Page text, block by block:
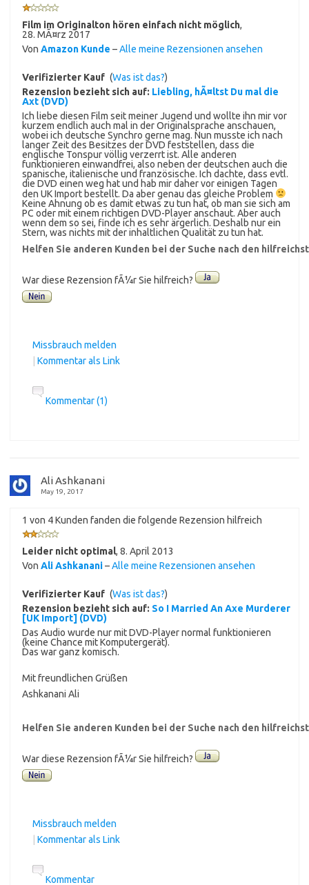
Film im Originalton hören einfach nicht möglich,
28. MÃ¤rz 2017
Von Amazon Kunde –Alle meine Rezensionen ansehen
Verifizierter Kauf (Was ist das?)
Rezension bezieht sich auf: Liebling, hÃ¤ltst Du mal die
Axt (DVD)
Ich liebe diesen Film seit meiner Jugend und wollte ihn mir vor
kurzem endlich auch mal in der Originalsprache anschauen,
wobei ich deutsche Synchro gerne mag. Nun musste ich nach
langer Zeit des Besitzes der DVD feststellen, dass die
englische Tonspur völlig verzerrt ist. Alle anderen
funktionieren einwandfrei, also neben der deutschen auch die
spanische, italienische und französische. Ich dachte, dass evtl.
die DVD einen weg hat und hab mir daher vor einigen Tagen
den UK Import bestellt. Da aber genau das gleiche Problem
Keine Ahnung ob es damit etwas zu tun hat, ob man sie sich am
PC oder mit einem richtigen DVD-Player anschaut. Aber auch
wenn dem so sei, finde ich es sehr ärgerlich. Deshalb nur ein
Stern, was nichts mit der inhaltlichen Qualität zu tun hat.
Helfen Sie anderen Kunden bei der Suche nach den
War diese Rezension fÃ¼r Sie hilfreich?
Missbrauch melden
| Kommentar als Link
Kommentar (1)
Ali Ashkanani
May 19, 2017
1 von 4 Kunden fanden die folgende Rezension hilfreich
Leider nicht optimal, 8. April 2013
Von Ali Ashkanani–Alle meine Rezensionen ansehen
Verifizierter Kauf (Was ist das?)
Rezension bezieht sich auf: So I Married An Axe Murderer
[UK Import] (DVD)
Das Audio wurde nur mit DVD-Player normal funktionieren
(keine Chance mit Komputergerät).
Das war ganz komisch.
Mit freundlichen Grüßen
Ashkanani Ali
Helfen Sie anderen Kunden bei der Suche nach den
War diese Rezension fÃ¼r Sie hilfreich?
Missbrauch melden
| Kommentar als Link
Kommentar